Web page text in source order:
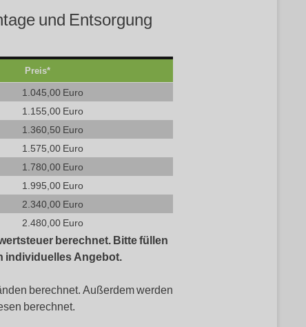
und Entsorgung
Preis*
1.045,00 Euro
1.155,00 Euro
1.360,50 Euro
1.575,00 Euro
1.780,00 Euro
1.995,00 Euro
2.340,00 Euro
2.480,00 Euro
berechnet. Bitte füllen
individuelles Angebot.
berechnet. Außerdem werden
berechnet.